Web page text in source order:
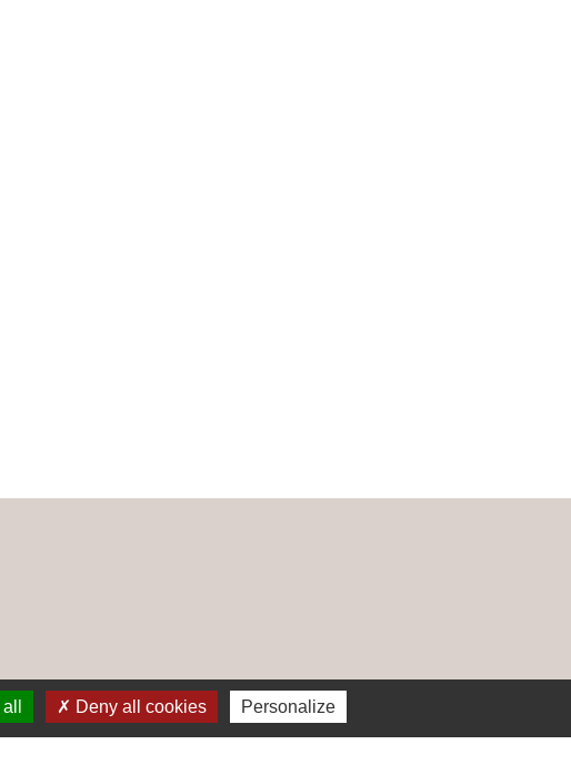
Deny all cookies Personalize